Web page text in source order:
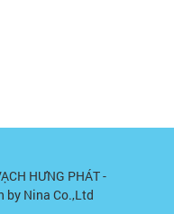
HƯNG PHÁT -
by Nina Co.,Ltd